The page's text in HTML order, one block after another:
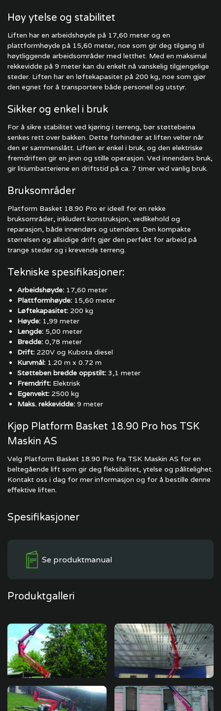
Høy ytelse og stabilitet
Liften har en arbeidshøyde på 17,60 meter og en
plattformhøyde på 15,60 meter, noe som gir deg tilgang til
høytliggende arbeidsområder med letthet. Med en maksimal
rekkevidde på 9 meter kan du enkelt nå vanskelig tilgjengelige
steder. Liften har en løftekapasitet på 200 kg, noe som gjør
den egnet for å transportere både personell og utstyr.
Sikker og enkel i bruk
For å sikre stabilitet ved kjøring i terreng, bør støttebeina
senkes rett over bakken. Dette forhindrer at liften velter når
den er sammenslått. Liften er enkel i bruk, og den elektriske
fremdriften gir en jevn og stille operasjon. Ved innendørs bruk,
gir litiumbatteriene en driftstid på ca. 7 timer ved vanlig bruk.
Bruksområder
Platform Basket 18.90 Pro er ideell for en rekke
bruksområder, inkludert konstruksjon, vedlikehold og
reparasjon, både innendørs og utendørs. Den kompakte
størrelsen og allsidige drift gjør den perfekt for arbeid på
trange steder og i krevende terreng.
Tekniske spesifikasjoner:
Arbeidshøyde: 17,60 meter
Plattformhøyde: 15,60 meter
Løftekapasitet: 200 kg
Høyde: 1,99 meter
Lengde: 5,00 meter
Bredde: 0,78 meter
Drift: 220V og Kubota diesel
Kurvmål: 1.20 m x 0.72 m
Støtteben bredde oppstilt: 3,1 meter
Fremdrift: Elektrisk
Egenvekt: 2500 kg
Maks. rekkevidde: 9 meter
Kjøp Platform Basket 18.90 Pro hos TSK
Maskin AS
Velg Platform Basket 18.90 Pro fra TSK Maskin AS for en
beltegående lift som gir deg fleksibilitet, ytelse og pålitelighet.
Kontakt oss i dag for mer informasjon og for å bestille denne
effektive liften.
Spesifikasjoner
Se produktmanual
Produktgalleri